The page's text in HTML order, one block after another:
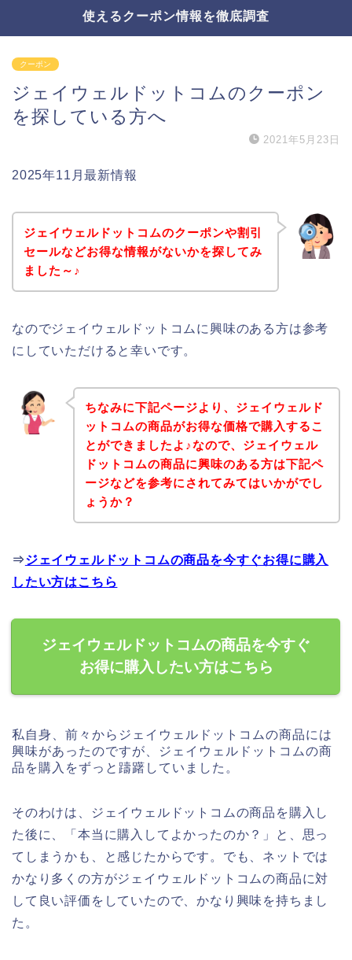
使えるクーポン情報を徹底調査
クーポン
ジェイウェルドットコムのクーポン
を探している方へ
2021年5月23日
2025年11月最新情報
ジェイウェルドットコムのクーポンや割引
セールなどお得な情報がないかを探してみ
ました～♪
なのでジェイウェルドットコムに興味のある方は参考
にしていただけると幸いです。
ちなみに下記ページより、ジェイウェルド
ットコムの商品がお得な価格で購入するこ
とができましたよ♪なので、ジェイウェル
ドットコムの商品に興味のある方は下記ペ
ージなどを参考にされてみてはいかがでし
ょうか？
⇒ジェイウェルドットコムの商品を今すぐお得に購入
したい方はこちら
ジェイウェルドットコムの商品を今すぐ
お得に購入したい方はこちら
私自身、前々からジェイウェルドットコムの商品には
興味があったのですが、ジェイウェルドットコムの商
品を購入をずっと躊躇していました。
そのわけは、ジェイウェルドットコムの商品を購入し
た後に、「本当に購入してよかったのか？」と、思っ
てしまうかも、と感じたからです。でも、ネットでは
かなり多くの方がジェイウェルドットコムの商品に対
して良い評価をしていたので、かなり興味を持ちまし
た。